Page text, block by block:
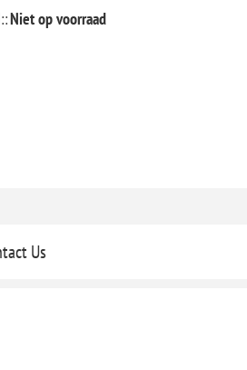
Niet op voorraad
Us